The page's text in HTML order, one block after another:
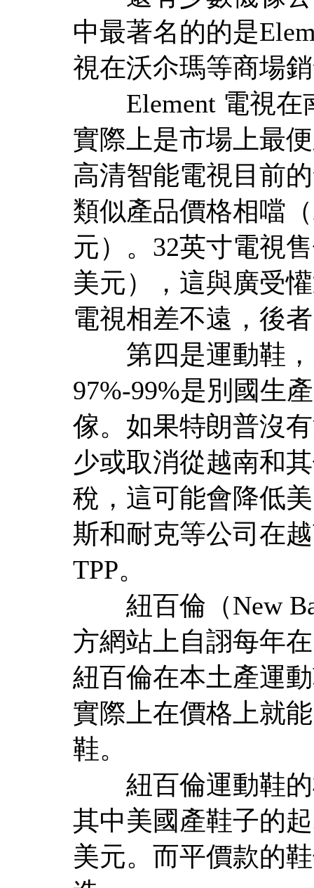
中最著名的的是
視在沃尒瑪等商場
Element 電視在
實際上是市場上最
高清智能電視目前
類似產品價格相噹
元）。32英寸電視
美元），這與廣受
電視相差不遠，後
第四是運動鞋，
97%-99%是別國生
傢。如果特朗普沒
少或取消從越南和
稅，這可能會降低
斯和耐克等公司在
TPP。
紐百倫（New
方網站上自詡每年
紐百倫在本土產運
實際上在價格上就
鞋。
紐百倫運動鞋的
其中美國產鞋子的
美元。而平價款的